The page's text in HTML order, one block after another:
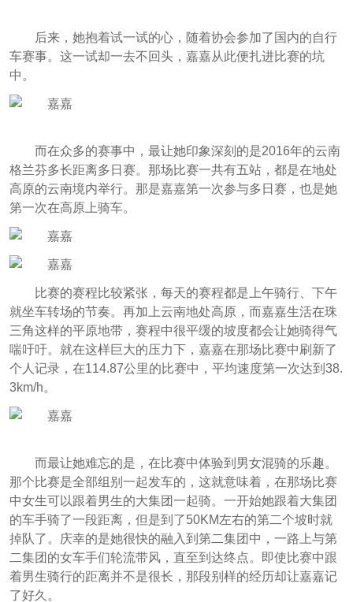
后来，她抱着试一试的心，随着协会参加了国内的自行
车赛事。这一试却一去不回头，嘉嘉从此便扎进比赛的坑
中。
而在众多的赛事中，最让她印象深刻的是2016年的云南
格兰芬多长距离多日赛。那场比赛一共有五站，都是在地处
高原的云南境内举行。那是嘉嘉第一次参与多日赛，也是她
第一次在高原上骑车。
比赛的赛程比较紧张，每天的赛程都是上午骑行、下午
就坐车转场的节奏。再加上云南地处高原，而嘉嘉生活在珠
三角这样的平原地带，赛程中很平缓的坡度都会让她骑得气
喘吁吁。就在这样巨大的压力下，嘉嘉在那场比赛中刷新了
个人记录，在114.87公里的比赛中，平均速度第一次达到38.
3km/h。
而最让她难忘的是，在比赛中体验到男女混骑的乐趣。
那个比赛是全部组别一起发车的，这就意味着，在那场比赛
中女生可以跟着男生的大集团一起骑。一开始她跟着大集团
的车手骑了一段距离，但是到了50KM左右的第二个坡时就
掉队了。庆幸的是她很快的融入到第二集团中，一路上与第
二集团的女车手们轮流带风，直至到达终点。即使比赛中跟
着男生骑行的距离并不是很长，那段别样的经历却让嘉嘉记
了好久。